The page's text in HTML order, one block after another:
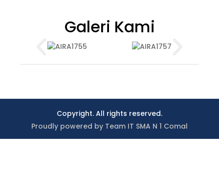
Galeri Kami
Copyright. All rights reserved.
Proudly powered by Team IT SMA N 1 Comal